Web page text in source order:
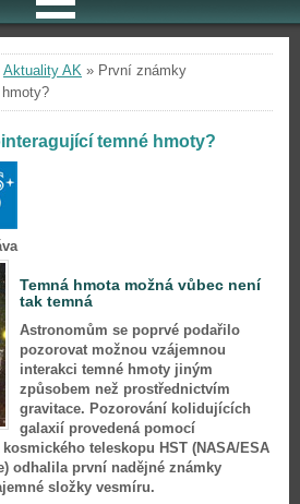
Aktuality AK » První známky
temné hmoty?
Temná hmota možná vůbec není
tak temná
Astronomům se poprvé podařilo
pozorovat možnou vzájemnou
interakci temné hmoty jiným
způsobem než prostřednictvím
gravitace. Pozorování kolidujících
galaxií provedená pomocí
teleskopu HST (NASA/ESA
odhalila první nadějné známky
složky vesmíru.